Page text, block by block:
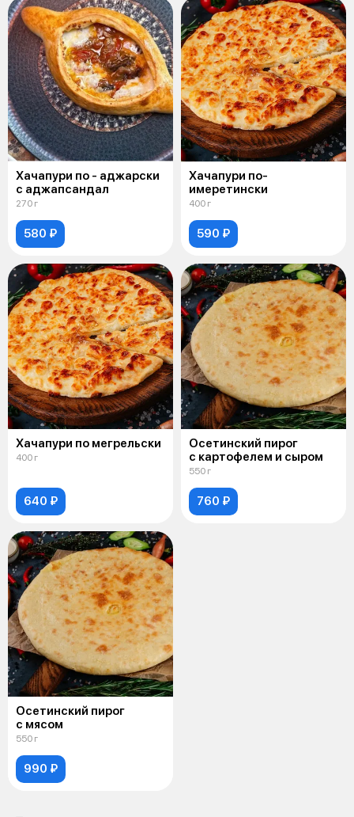
Хачапури по - аджарски
с аджапсандал
270 г
580 ₽
Хачапури по-
имеретински
400 г
590 ₽
Хачапури по мегрельски
400 г
640 ₽
Осетинский пирог
с картофелем и сыром
550 г
760 ₽
Осетинский пирог
с мясом
550 г
990 ₽